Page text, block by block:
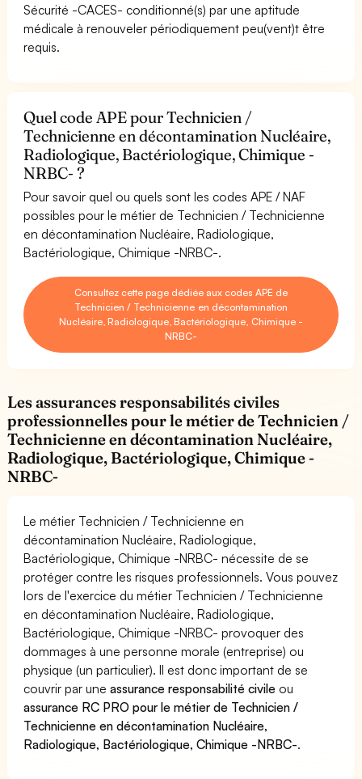
Sécurité -CACES- conditionné(s) par une aptitude
médicale à renouveler périodiquement peu(vent)t être
requis.
Quel code APE pour Technicien /
Technicienne en décontamination Nucléaire,
Radiologique, Bactériologique, Chimique -
NRBC- ?
Pour savoir quel ou quels sont les codes APE / NAF
possibles pour le métier de Technicien / Technicienne
en décontamination Nucléaire, Radiologique,
Bactériologique, Chimique -NRBC-.
Consultez cette page dédiée aux codes APE de
Technicien / Technicienne en décontamination
Nucléaire, Radiologique, Bactériologique, Chimique -
NRBC-
Les assurances responsabilités civiles
professionnelles pour le métier de Technicien /
Technicienne en décontamination Nucléaire,
Radiologique, Bactériologique, Chimique -
NRBC-
Le métier Technicien / Technicienne en
décontamination Nucléaire, Radiologique,
Bactériologique, Chimique -NRBC- nécessite de se
protéger contre les risques professionnels. Vous pouvez
lors de l'exercice du métier Technicien / Technicienne
en décontamination Nucléaire, Radiologique,
Bactériologique, Chimique -NRBC- provoquer des
dommages à une personne morale (entreprise) ou
physique (un particulier). Il est donc important de se
couvrir par uneassurance responsabilité civile ou
assurance RC PRO pour le métier de Technicien /
Technicienne en décontamination Nucléaire,
Radiologique, Bactériologique, Chimique -NRBC-.